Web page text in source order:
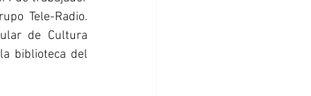
Tele-Radio.
de Cultura
biblioteca del